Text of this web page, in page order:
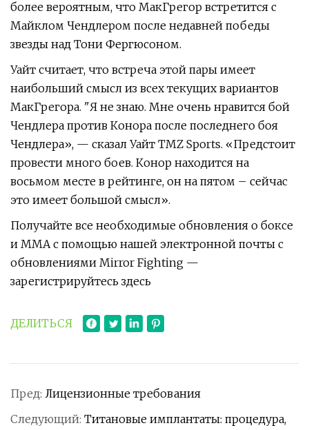
более вероятным, что МакГрегор встретится с
Майклом Чендлером после недавней победы
звезды над Тони Фергюсоном.
Уайт считает, что встреча этой пары имеет
наибольший смысл из всех текущих вариантов
МакГрегора. "Я не знаю. Мне очень нравится бой
Чендлера против Конора после последнего боя
Чендлера», — сказал Уайт TMZ Sports. «Предстоит
провести много боев. Конор находится на
восьмом месте в рейтинге, он на пятом – сейчас
это имеет большой смысл».
Получайте все необходимые обновления о боксе
и ММА с помощью нашей электронной почты с
обновлениями Mirror Fighting —
зарегистрируйтесь здесь
ДЕЛИТЬСЯ
Пред: Лицензионные требования
Следующий: Титановые имплантаты: процедура,